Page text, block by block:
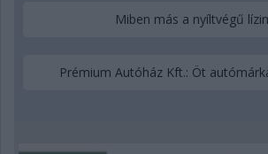
Miben más a nyíltvégű
Prémium Autóház Kft.: Öt